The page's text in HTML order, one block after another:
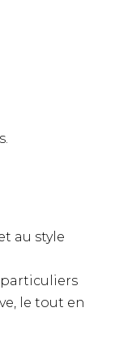
au style
le tout en